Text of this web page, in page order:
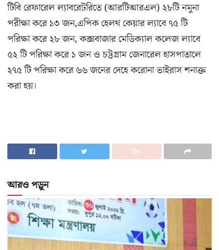
টিবি রেফারেল ল্যাবরেটরিতে (আরটিআরএল) ২৮টি নমুনা
পরীক্ষা করে ১৩ জন,এপিক হেলথ কেয়ার ল্যাবে ৭৫ টি
পরিক্ষা ক‌রে ২৮ জন, কক্সবাজার মেডিক্যাল কলেজ ল্যাবে
৫২ টি প‌রিক্ষা ক‌রে ১ জন ও চট্টগ্রাম জেনা‌রেল হাসপাতা‌লে
২৭৫ টি প‌রিক্ষা ক‌রে ৬৬ জ‌নের দে‌হে ক‌রোনা ভাইরাস শনাক্ত
করা হয়।
আরও পড়ুন